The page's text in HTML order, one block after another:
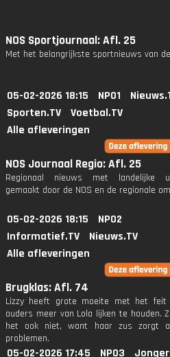
NOS Sportjournaal: Afl. 25
Met het belangrijkste sportnieuws van
05-02-2026 18:15 NPO1
Sporten.TV
Voetbal.TV
Alle afleveringen
NOS Journaal Regio: Afl. 25
Regionaal nieuws met landelijke
gemaakt door de NOS en de regionale
05-02-2026 18:15
NPO2
Informatief.TV
Nieuws.TV
Alle afleveringen
Brugklas: Afl. 74
Lizzy heeft grote moeite met het
ouders meer van Lola lijken te houden.
het ook niet, want haar zus zorgt
problemen.
05-02-2026 17:45 NPO3